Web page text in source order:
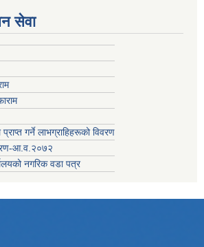
सेवा
गर्ने लाभग्राहिहरूको विवरण
आ.व.२०७२
नगरिक वडा पत्र